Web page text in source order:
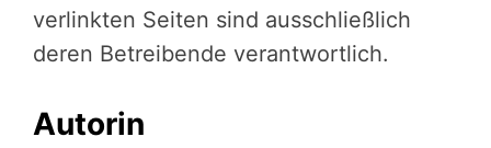
verlinkten Seiten sind ausschließlich
deren Betreibende verantwortlich.
Autorin